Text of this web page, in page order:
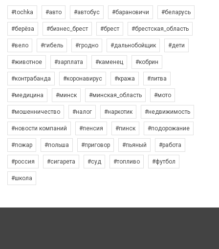
#tochka #авто #автобус #барановичи #беларусь
#берёза #бизнес_брест #брест #брестская_область
#вело #гибель #гродно #дальнобойщик #дети
#животное #зарплата #каменец #кобрин
#контрабанда #коронавирус #кража #литва
#медицина #минск #минская_область #мото
#мошенничество #налог #наркотик #недвижимость
#новости компаний #пенсия #пинск #подорожание
#пожар #польша #приговор #пьяный #работа
#россия #сигарета #суд #топливо #футбол
#школа